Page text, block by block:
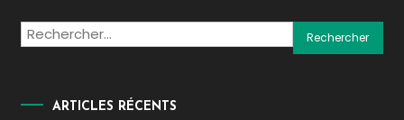
Rechercher :
ARTICLES RÉCENTS